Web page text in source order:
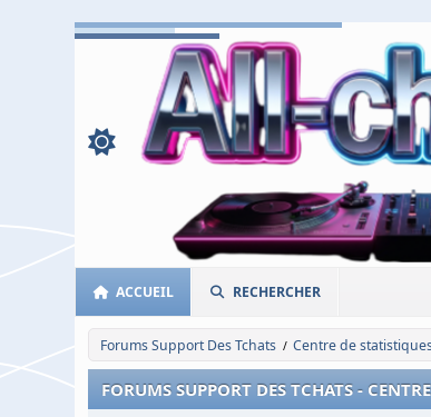
ACCUEIL RECHERCHER
Forums Support Des Tchats / Centre de
FORUMS SUPPORT DES TCHATS -